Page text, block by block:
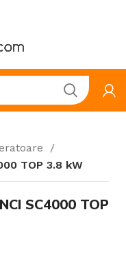
TOP 3.8 kW
SC4000 TOP